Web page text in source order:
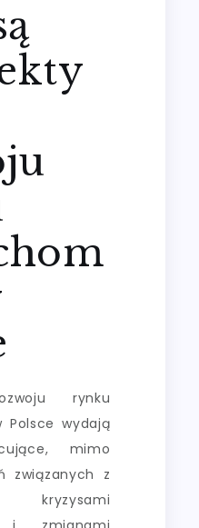
rynku
Polsce wydają
mimo
związanych z